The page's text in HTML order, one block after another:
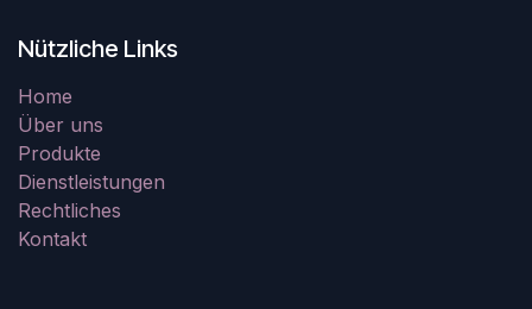
Nützliche Links
Home
Über uns
Produkte
Dienstleistungen
Rechtliches
Kontakt